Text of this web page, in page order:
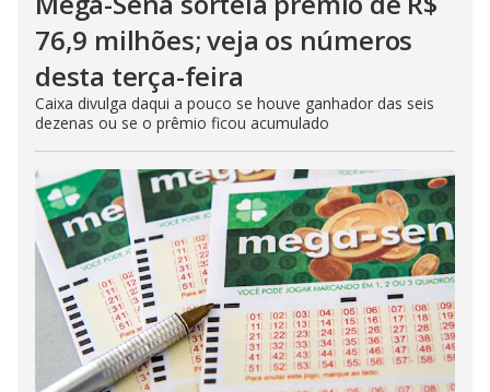
76,9 milhões; veja os números
desta terça-feira
Caixa divulga daqui a pouco se houve ganhador das seis
dezenas ou se o prêmio ficou acumulado